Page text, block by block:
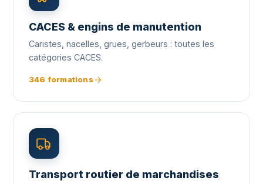
CACES & engins de manutention
Caristes, nacelles, grues, gerbeurs : toutes les
catégories CACES.
346 formations
Transport routier de marchandises